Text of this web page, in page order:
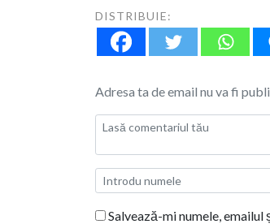
DISTRIBUIE:
Adresa ta de email nu va fi
Salvează-mi numele,